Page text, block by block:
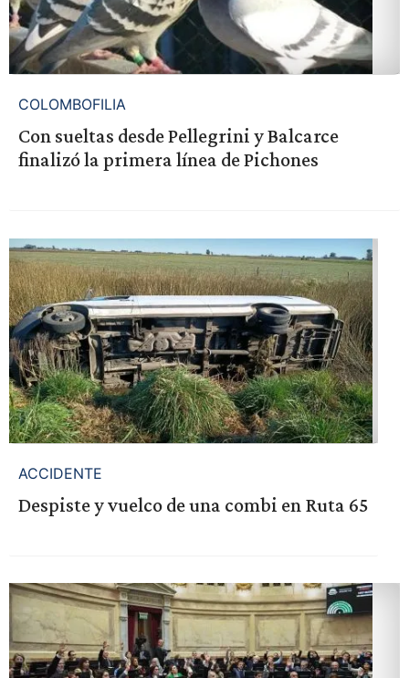
COLOMBOFILIA
Con sueltas desde Pellegrini y Balcarce
finalizó la primera línea de Pichones
ACCIDENTE
Despiste y vuelco de una combi en Ruta 65